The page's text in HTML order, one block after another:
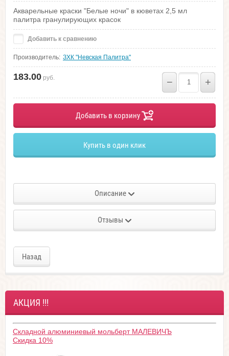
Акварельные краски "Белые ночи" в кюветах 2,5 мл
палитра гранулирующих красок
Добавить к сравнению
Производитель: ЗХК "Невская Палитра"
183.00 руб. − +
Добавить в корзину
Купить в один клик
Описание
Отзывы
Назад
АКЦИЯ !!!
Складной алюминиевый мольберт МАЛЕВИЧЪ
Скидка 10%